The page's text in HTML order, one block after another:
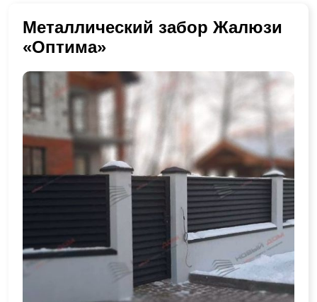
Металлический забор Жалюзи
«Оптима»